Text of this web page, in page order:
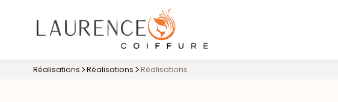
Réalisations Réalisations Réalisations